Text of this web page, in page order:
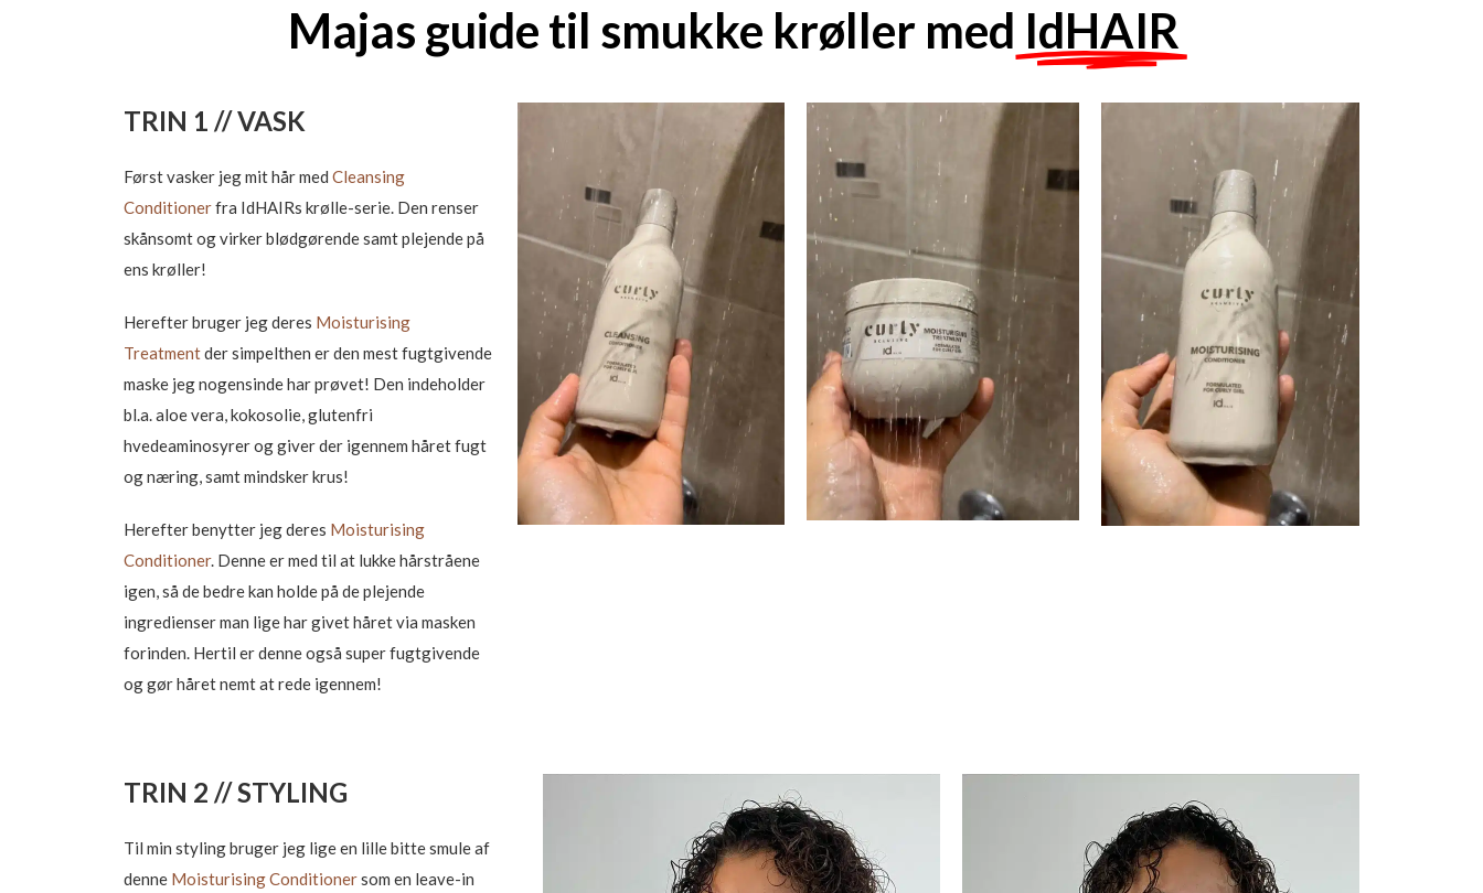
Majas guide til smukke krøller med IdHAIR
TRIN 1 // VASK
Først vasker jeg mit hår med Cleansing
Conditionerfra IdHAIRs krølle-serie. Den renser
skånsomt og virker blødgørende samt plejende på
ens krøller!
Herefter bruger jeg deres Moisturising
Treatmentder simpelthen er den mest fugtgivende
maske jeg nogensinde har prøvet! Den indeholder
bl.a. aloe vera, kokosolie, glutenfri
hvedeaminosyrer og giver der igennem håret fugt
og næring, samt mindsker krus!
Herefter benytter jeg deres Moisturising
Conditioner. Denne er med til at lukke hårstråene
igen, så de bedre kan holde på de plejende
ingredienser man lige har givet håret via masken
forinden. Hertil er denne også super fugtgivende
og gør håret nemt at rede igennem!
TRIN 2 // STYLING
Til min styling bruger jeg lige en lille bitte smule af
denne Moisturising Conditionersom en leave-in